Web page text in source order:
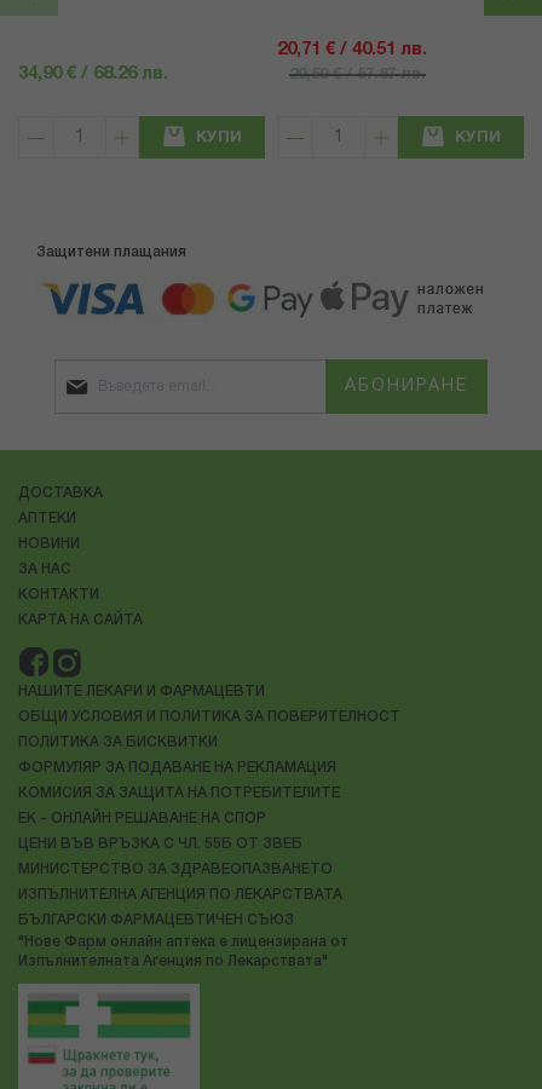
34,90 € / 68.26 лв.
КУПИ
20,71 € / 40.51 лв.
29,59 € / 57.87 лв.
КУПИ
Защитени плащания
АБОНИРАНЕ
ДОСТАВКА
АПТЕКИ
НОВИНИ
ЗА НАС
КОНТАКТИ
КАРТА НА САЙТА
НАШИТЕ ЛЕКАРИ И ФАРМАЦЕВТИ
ОБЩИ УСЛОВИЯ И ПОЛИТИКА ЗА ПОВЕРИТЕЛНОСТ
ПОЛИТИКА ЗА БИСКВИТКИ
ФОРМУЛЯР ЗА ПОДАВАНЕ НА РЕКЛАМАЦИЯ
КОМИСИЯ ЗА ЗАЩИТА НА ПОТРЕБИТЕЛИТЕ
ЕК - ОНЛАЙН РЕШАВАНЕ НА СПОР
ЦЕНИ ВЪВ ВРЪЗКА С ЧЛ. 55Б ОТ ЗВЕБ
МИНИСТЕРСТВО ЗА ЗДРАВЕОПАЗВАНЕТО
ИЗПЪЛНИТЕЛНА АГЕНЦИЯ ПО ЛЕКАРСТВАТА
БЪЛГАРСКИ ФАРМАЦЕВТИЧЕН СЪЮЗ
"Нове Фарм онлайн аптека е лицензирана от
Изпълнителната Агенция по Лекарствата"